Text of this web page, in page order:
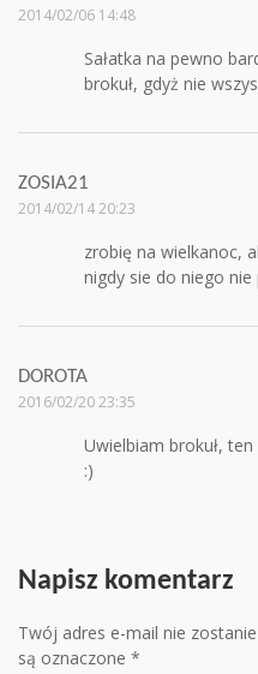
2014/02/06 14:48
Sałatka na pewno
brokuł, gdyż nie
ZOSIA21
2014/02/14 20:23
zrobię na wielkanoc,
nigdy sie do niego nie
DOROTA
2016/02/20 23:35
Uwielbiam brokuł,
:)
Napisz komentarz
Twój adres e-mail nie
są oznaczone *